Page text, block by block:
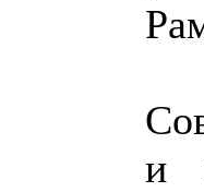
и